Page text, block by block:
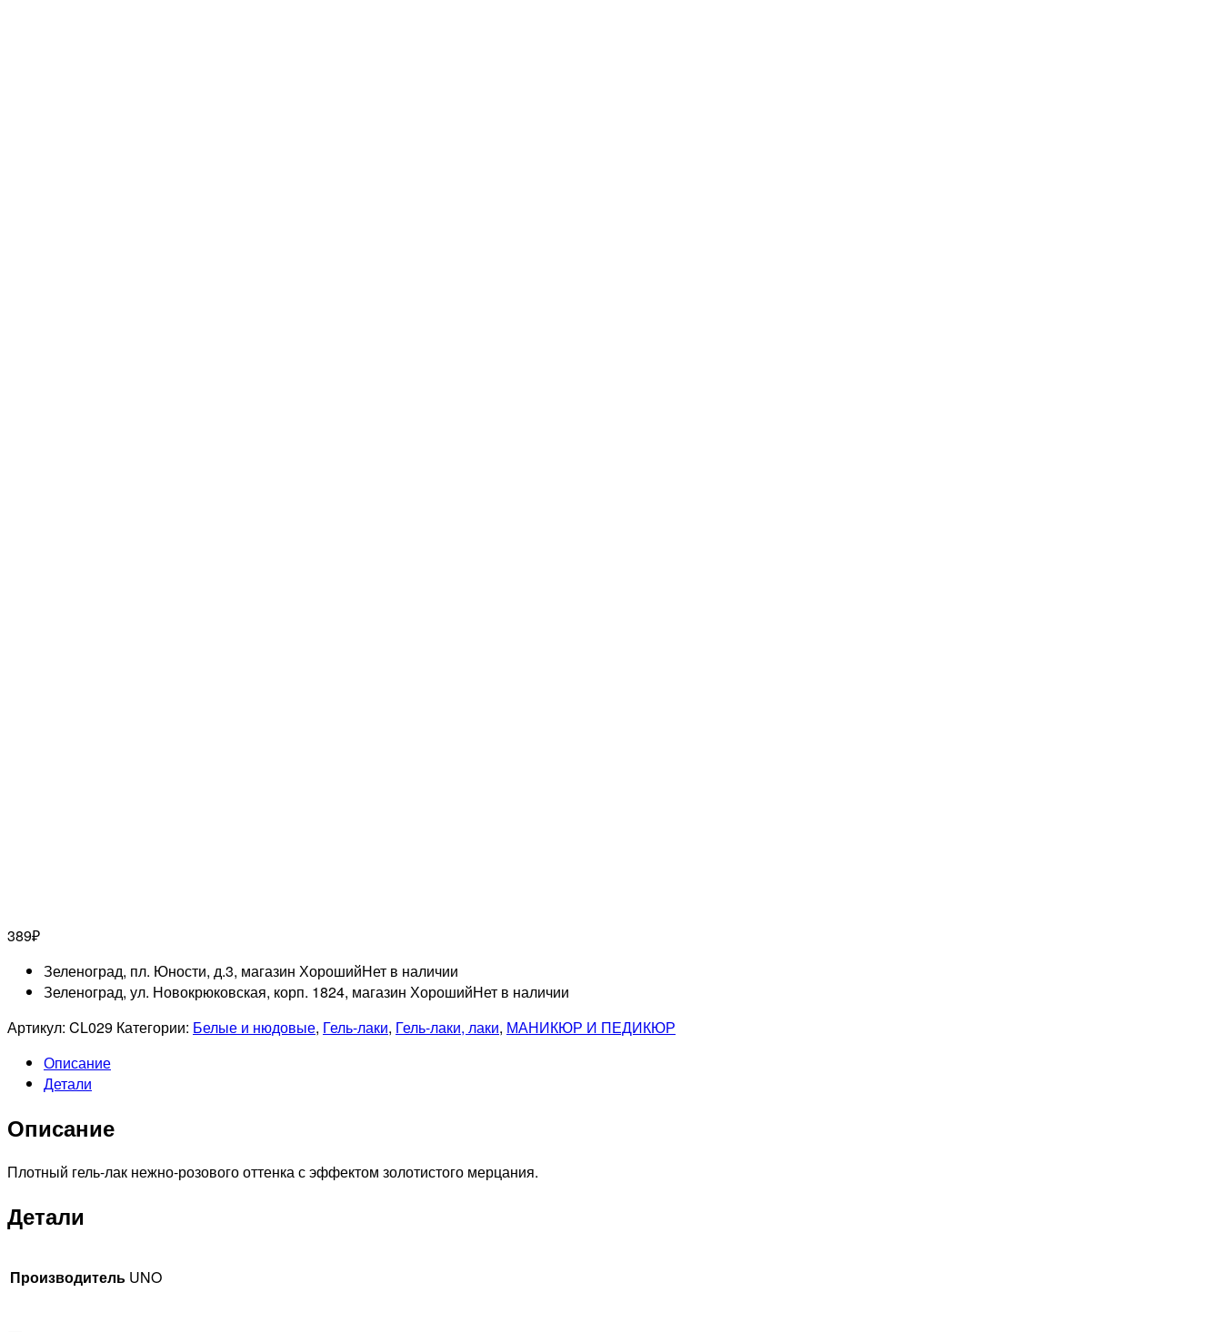
389₽
Зеленоград, пл. Юности, д.3, магазин ХорошийНет в наличии
Зеленоград, ул. Новокрюковская, корп. 1824, магазин ХорошийНет в наличии
Артикул: CL029 Категории: Белые и нюдовые, Гель-лаки, Гель-лаки, лаки, МАНИКЮР И ПЕДИКЮР
Описание
Детали
Описание
Плотный гель-лак нежно-розового оттенка с эффектом золотистого мерцания.
Детали
Производитель UNO